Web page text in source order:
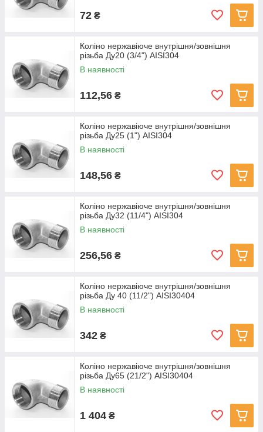
72 ₴
Коліно нержавіюче внутрішня/зовнішня
різьба Ду20 (3/4") AISI304
В наявності
112,56 ₴
Коліно нержавіюче внутрішня/зовнішня
різьба Ду25 (1") AISI304
В наявності
148,56 ₴
Коліно нержавіюче внутрішня/зовнішня
різьба Ду32 (11/4") AISI304
В наявності
256,56 ₴
Коліно нержавіюче внутрішня/зовнішня
різьба Ду 40 (11/2") AISI30404
В наявності
342 ₴
Коліно нержавіюче внутрішня/зовнішня
різьба Ду65 (21/2") AISI30404
В наявності
1 404 ₴